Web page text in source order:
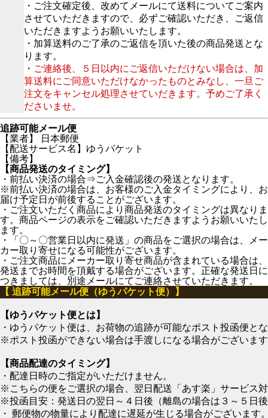
・ご注文確定後、改めてメールにて送料についてご案内
させていただきますので、必ずご確認いただき、ご返信
いただきますようお願いいたします。
・加算送料のご了承のご返信を頂いた後の商品発送とな
ります。
・ ご連絡後、５日以内にご返信いただけない場合は、加
算送料にご同意いただけなかったものとみなし、一旦ご
注文をキャンセル処理させていだきます。予めご了承く
ださいませ。
追跡可能メール便
【業者】 日本郵便
【配送サービス名】ゆうパケット
【備考】
【商品発送のタイミング】
・前払い決済の場合⇒ご入金確認後の発送となります。
※前払い決済の場合は、お客様のご入金タイミングにより、お
届け予定日が前後することがございます。
・ご注文いただく商品により商品発送のタイミングは異なりま
す。商品ページの表示をご確認いただきますようお願いいたし
ます。
・「〇～〇営業日以内に発送」の商品をご選択の場合は、メー
カー取り寄せになる可能性がございます。
・ご注文商品にメーカー取り寄せ商品が含まれている場合は、
発送までお時間を頂戴する場合がございます。正確な発送日に
つきましては、別途メールにてご連絡させていただきます。
【 追跡可能メール便（ゆうパケット便）】
【ゆうパケット便とは】
・ゆうパケット便は、お荷物の追跡が可能なポスト投函便と
※ポスト投函ができない場合は手渡しになる場合がございま
【商品配達のタイミング】
・配達日時のご指定がいただけません。
※こちらの便をご選択の場合、翌日配送「あす楽」サービス
※投函目安：発送日の翌日～４日後（離島の場合は３～５日
・ 郵便物の物量により配達に遅延が生じる場合がございます